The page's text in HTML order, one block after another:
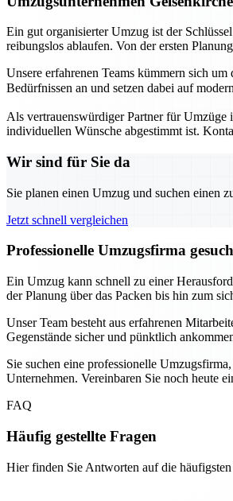
Ein gut organisierter Umzug ist der
reibungslos ablaufen. Von der ersten
Unsere erfahrenen Teams kümmern sich
Bedürfnissen an und setzen dabei auf
Als vertrauenswürdiger Partner für Umzüge
individuellen Wünsche abgestimmt ist.
Wir sind für Sie da
Sie planen einen Umzug und suchen einen
Jetzt schnell vergleichen
Professionelle Umzugsfirma
Ein Umzug kann schnell zu einer
der Planung über das Packen bis hin zum
Unser Team besteht aus erfahrenen
Gegenstände sicher und pünktlich
Sie suchen eine professionelle
Unternehmen. Vereinbaren Sie noch heute
FAQ
Häufig gestellte Fragen
Hier finden Sie Antworten auf die